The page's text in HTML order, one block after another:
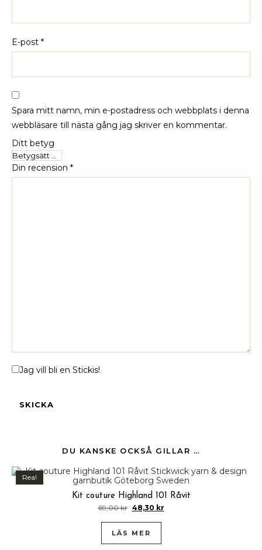
E-post *
Spara mitt namn, min e-postadress och webbplats i denna
webbläsare till nästa gång jag skriver en kommentar.
Ditt betyg
Din recension *
Jag vill bli en Stickis!
DU KANSKE OCKSÅ GILLAR …
Rea!
Kit couture Highland 101 Råvit
69,00kr 48,30 kr
LÄS MER